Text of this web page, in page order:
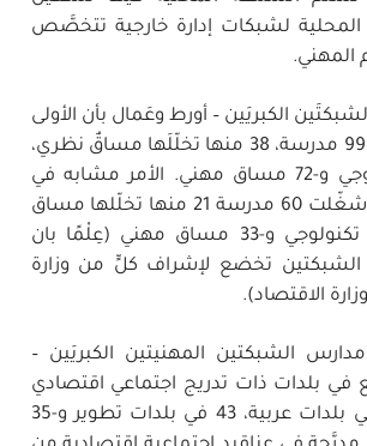
المحلية لشبكات إدارة خارجية تتخصَّص
المهني.
الكبريَين – أورط وعَمال بأن الأولى
شغّلت عام 2014 99 مدرسة، 38 منها تخلّلَها مساقٌ نظري،
58 مساق تكنولوجي و-72 مساق مهني. الأمر مشابه في
شبكة عَمال التي شغّلت 60 مدرسة 21 منها تخلّلها مساق
نظري، 9 مساق تكنولوجي و-33 مساق مهني (عِلْمًا بان
الشبكتين تخضع لإشراف كلٍّ من وزارة
الاقتصاد).
مدارس الشبكتين المهنيتين الكبريَين –
في بلدات ذات تدريج اجتماعي اقتصادي
متدنٍّ: 35 منها في بلدات عربية، 43 في بلدات تطوير و-35